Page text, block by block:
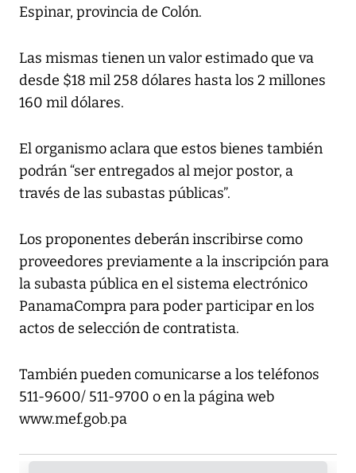
Espinar, provincia de Colón.
Las mismas tienen un valor estimado que va
desde $18 mil 258 dólares hasta los 2 millones
160 mil dólares.
El organismo aclara que estos bienes también
podrán “ser entregados al mejor postor, a
través de las subastas públicas”.
Los proponentes deberán inscribirse como
proveedores previamente a la inscripción para
la subasta pública en el sistema electrónico
PanamaCompra para poder participar en los
actos de selección de contratista.
También pueden comunicarse a los teléfonos
511-9600/ 511-9700 o en la página web
www.mef.gob.pa